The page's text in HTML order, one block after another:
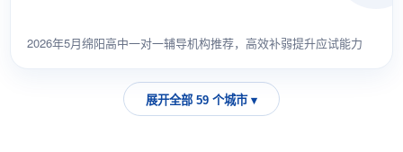
2026年5月绵阳高中一对一辅导机构推荐，高效补弱提升应试能力
展开全部 59 个城市 ▾